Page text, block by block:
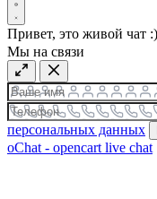
Привет, это живой чат :)
Мы на связи
персональных данных
oChat - opencart live chat